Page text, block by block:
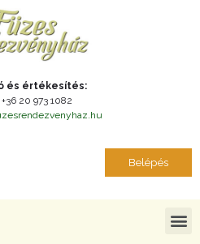
és értékesítés:
20 973 1082
Belépés